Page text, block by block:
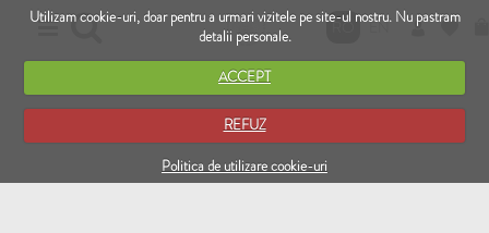
Utilizam cookie-uri, doar pentru a urmari vizitele pe site-ul nostru. Nu pastram
detalii personale.
ACCEPT
REFUZ
Politica de utilizare cookie-uri
RO EN